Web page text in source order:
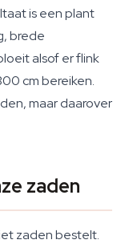
is een plant
brede
alsof er flink
cm bereiken.
maar daarover
zaden
zaden bestelt.